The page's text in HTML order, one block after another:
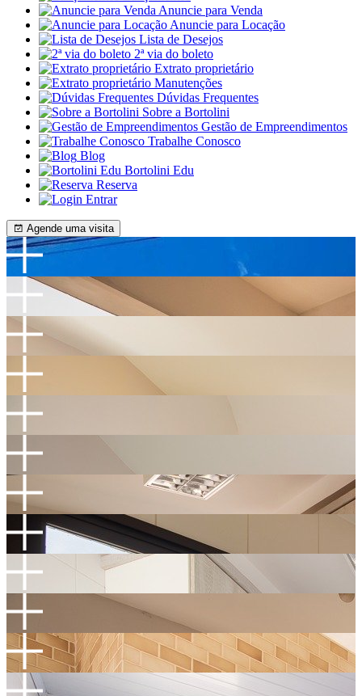
Anuncie para Venda
Anuncie para Locação
Lista de Desejos
2ª via do boleto
Extrato proprietário
Manutenções
Dúvidas Frequentes
Sobre a Bortolini
Gestão de Empreendimentos
Trabalhe Conosco
Blog
Bortolini Edu
Reserva
Entrar
Agende uma visita